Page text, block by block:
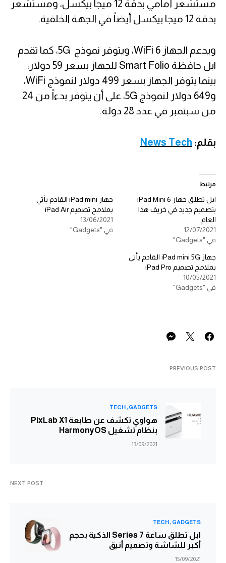
مستشعر أمامي بدقة 12 ميجا بيكسل، ومستشعر
بدقة 12 ميجا بيكسل أيضاً في الجهة الخلفية.
ويدعم الجهاز WiFi 6، ويتوفر نموذج 5G، كما تقدم
ابل حافظة Smart Folio للجهاز بسعر 59 دولار،
بينما يتوفر الجهاز بسعر 499 دولار لنموذج WiFi،
و649 دولار لنموذج 5G، على أن يتوفر بدءاً من 24
من سبتمبر في عدد 28 دولة.
بقلم: News Tech
مرتبط
ابل تطلق جهاز iPad Mini 6
بتصميم جديد في خريف هذا
العام
12/07/2021
في "Gadgets"
جهاز iPad mini القادم يأتي
بملامح تصميم iPad Air
13/06/2021
في "Gadgets"
جهاز iPad mini 5G القادم يأتي
بملامح تصميم iPad Pro
10/05/2021
في "Gadgets"
PREVIOUS POST
GADGETS
TECH
هواوي تكشف عن طابعة PixLab X1
بنظام تشغيل HarmonyOS
13/09/2021
NEXT POST
GADGETS
TECH
ابل تطلق ساعة Series 7 الذكية بحجم
أكبر للشاشة وتصميم أنيق
15/09/2021